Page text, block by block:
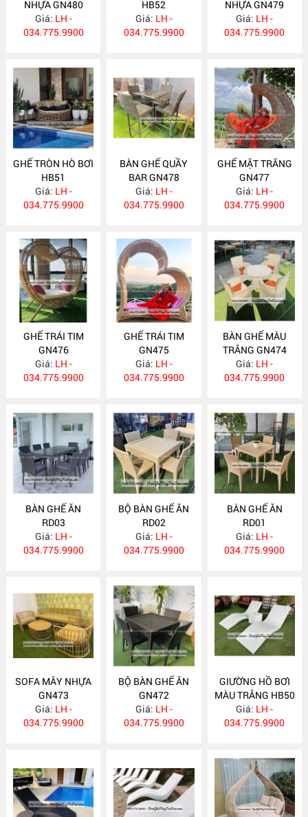
NHỰA GN480
Giá: LH -
034.775.9900
HB52
Giá: LH -
034.775.9900
NHỰA GN479
Giá: LH -
034.775.9900
GHẾ TRÒN HÒ BƠI
HB51
Giá: LH -
034.775.9900
BÀN GHẾ QUẦY
BAR GN478
Giá: LH -
034.775.9900
GHẾ MẶT TRĂNG
GN477
Giá: LH -
034.775.9900
GHẾ TRÁI TIM
GN476
Giá: LH -
034.775.9900
GHẾ TRÁI TIM
GN475
Giá: LH -
034.775.9900
BÀN GHẾ MÀU
TRẮNG GN474
Giá: LH -
034.775.9900
BÀN GHẾ ĂN
RD03
Giá: LH -
034.775.9900
BỘ BÀN GHẾ ĂN
RD02
Giá: LH -
034.775.9900
BÀN GHẾ ĂN
RD01
Giá: LH -
034.775.9900
SOFA MÂY NHỰA
GN473
Giá: LH -
034.775.9900
BỘ BÀN GHẾ ĂN
GN472
Giá: LH -
034.775.9900
GIƯỜNG HỒ BƠI
MÀU TRẮNG HB50
Giá: LH -
034.775.9900